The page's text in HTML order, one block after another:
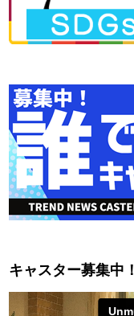
キャスター募集中！